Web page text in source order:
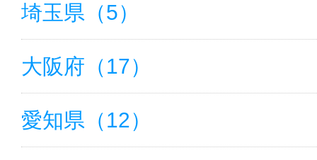
埼玉県（5）
大阪府（17）
愛知県（12）